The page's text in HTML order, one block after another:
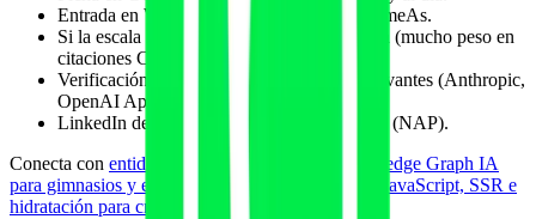
Entrada en Wikidata con Q-ID y enlaces sameAs.
Si la escala lo permite, entrada en Wikipedia (mucho peso en
citaciones ChatGPT y Perplexity).
Verificación de dominio en plataformas relevantes (Anthropic,
OpenAI Apps SDK).
LinkedIn de empresa con datos consistentes (NAP).
Conecta con entidad de marca, Wikidata y Knowledge Graph IA
para gimnasios y entrenadores
renderizado JavaScript, SSR e
hidratación para crawlers IA